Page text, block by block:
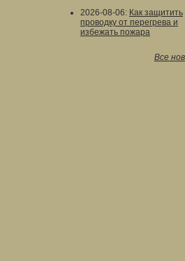
2026-08-06: Как защитить
проводку от перегрева и
избежать пожара
Все